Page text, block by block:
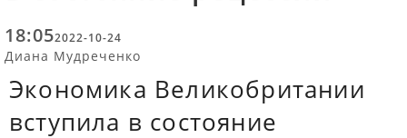
18:052022-10-24
Диана Мудреченко
Экономика Великобритании
вступила в состояние